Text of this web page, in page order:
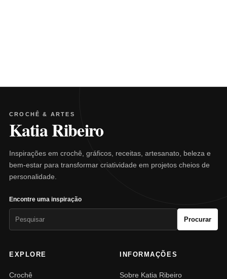
CROCHÊ & ARTES
Katia Ribeiro
Inspirações em crochê, gráficos, receitas, artesanato, beleza e
bem-estar para transformar criatividade em projetos cheios de
personalidade.
Encontre uma inspiração
Procurar
EXPLORE
Crochê
INFORMAÇÕES
Sobre Katia Ribeiro